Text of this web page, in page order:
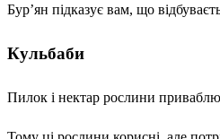
Бур’ян підказує вам, що
Кульбаби
Пилок і нектар рослини